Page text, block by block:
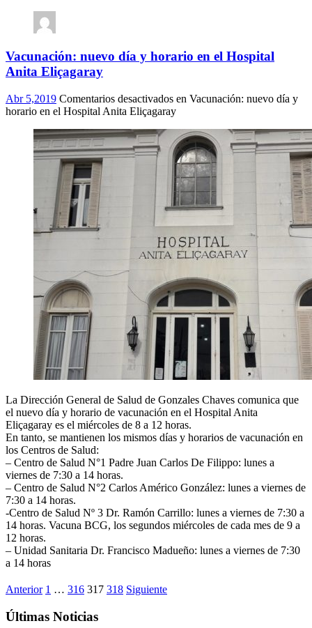
Vacunación: nuevo día y horario en el Hospital
Anita Eliçagaray
Abr 5,2019 Comentarios desactivados en Vacunación: nuevo día y
horario en el Hospital Anita Eliçagaray
La Dirección General de Salud de Gonzales Chaves comunica que
el nuevo día y horario de vacunación en el Hospital Anita
Eliçagaray es el miércoles de 8 a 12 horas.
En tanto, se mantienen los mismos días y horarios de vacunación en
los Centros de Salud:
– Centro de Salud N°1 Padre Juan Carlos De Filippo: lunes a
viernes de 7:30 a 14 horas.
– Centro de Salud N°2 Carlos Américo González: lunes a viernes de
7:30 a 14 horas.
-Centro de Salud Nº 3 Dr. Ramón Carrillo: lunes a viernes de 7:30 a
14 horas. Vacuna BCG, los segundos miércoles de cada mes de 9 a
12 horas.
– Unidad Sanitaria Dr. Francisco Madueño: lunes a viernes de 7:30
a 14 horas
Anterior 1 … 316 317 318 Siguiente
Últimas Noticias